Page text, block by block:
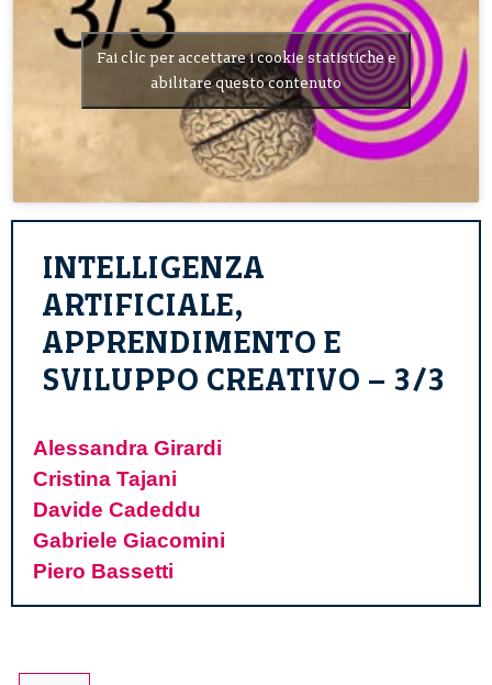
Fai clic per accettare i cookie statistiche e
abilitare questo contenuto
INTELLIGENZA
ARTIFICIALE,
APPRENDIMENTO E
SVILUPPO CREATIVO – 3/3
Alessandra Girardi
Cristina Tajani
Davide Cadeddu
Gabriele Giacomini
Piero Bassetti